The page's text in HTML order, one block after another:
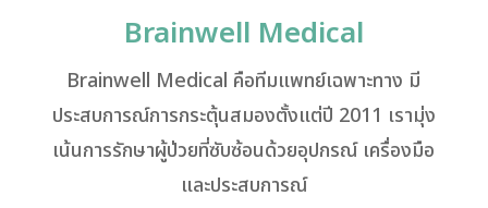
Brainwell Medical
Brainwell Medical คือทีมแพทย์เฉพาะทาง มี
ประสบการณ์การกระตุ้นสมองตั้งแต่ปี 2011 เรามุ่ง
เน้นการรักษาผู้ป่วยที่ซับซ้อนด้วยอุปกรณ์ เครื่องมือ
และประสบการณ์